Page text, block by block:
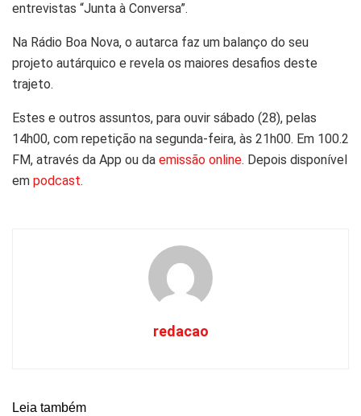
entrevistas “Junta à Conversa”.
Na Rádio Boa Nova, o autarca faz um balanço do seu
projeto autárquico e revela os maiores desafios deste
trajeto.
Estes e outros assuntos, para ouvir sábado (28), pelas
14h00, com repetição na segunda-feira, às 21h00. Em 100.2
FM, através da App ou da emissão online. Depois disponível
em podcast.
redacao
Leia também